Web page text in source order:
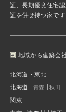
証、長期優良住宅
証を併せ持つ家です
地域から建築会
北海道・東北
北海道
青森 秋田
関東